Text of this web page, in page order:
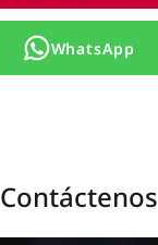
WhatsApp
Contáctenos